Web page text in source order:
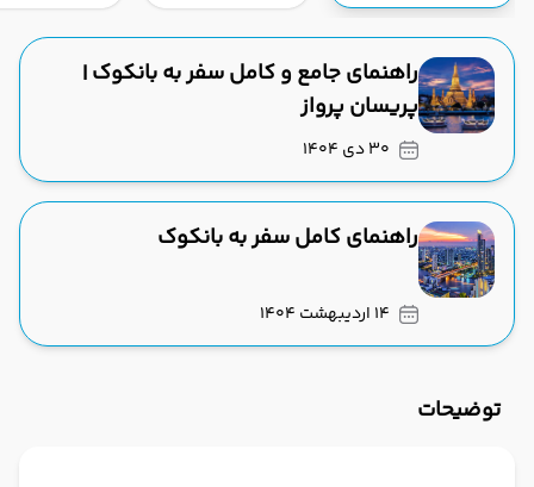
راهنمای جامع و کامل سفر به بانکوک |
پریسان پرواز
30 دی 1404
راهنمای کامل سفر به بانکوک
14 اردیبهشت 1404
توضیحات